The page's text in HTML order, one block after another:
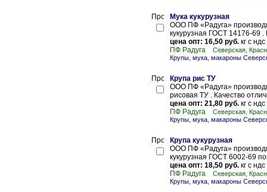
Мука кукурузная
ООО ПФ «Радуга»
кукурузная ГОСТ 14176-69 .
цена опт: 16,50 руб. кг с ндс
ПФ Радуга
Северская,
Крупы, мука, макароны
Крупа рис ТУ
ООО ПФ «Радуга»
рисовая ТУ . Качество
цена опт: 21,80 руб. кг с ндс
ПФ Радуга
Северская,
Крупы, мука, макароны
Крупа кукурузная
ООО ПФ «Радуга»
кукурузная ГОСТ 6002-69
цена опт: 18,50 руб. кг с ндс
ПФ Радуга
Северская,
Крупы, мука, макароны